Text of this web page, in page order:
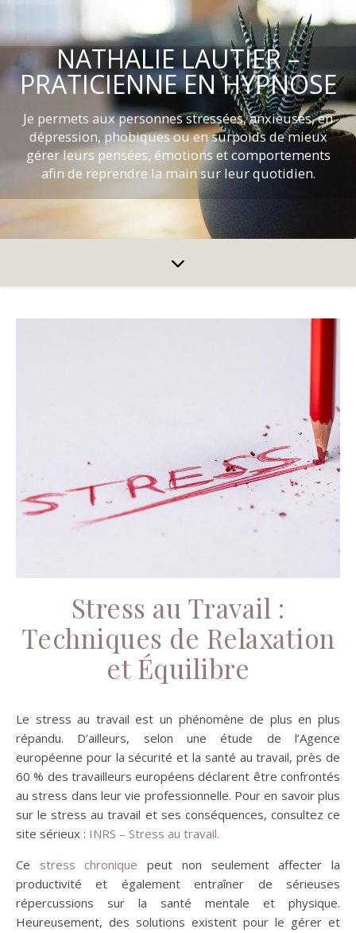
NATHALIE LAUTIER –
PRATICIENNE EN HYPNOSE
Je permets aux personnes stressées, anxieuses, en
dépression, phobiques ou en surpoids de mieux
gérer leurs pensées, émotions et comportements
afin de reprendre la main sur leur quotidien.
Stress au Travail :
Techniques de Relaxation
et Équilibre
Le stress au travail est un phénomène de plus en plus
répandu. D’ailleurs, selon une étude de l’Agence
européenne pour la sécurité et la santé au travail, près de
60 % des travailleurs européens déclarent être confrontés
au stress dans leur vie professionnelle. Pour en savoir plus
sur le stress au travail et ses conséquences, consultez ce
site sérieux : INRS – Stress au travail.
Ce stress chroniquepeut non seulement affecter la
productivité et également entraîner de sérieuses
répercussions sur la santé mentale et physique.
Heureusement, des solutions existent pour le gérer et